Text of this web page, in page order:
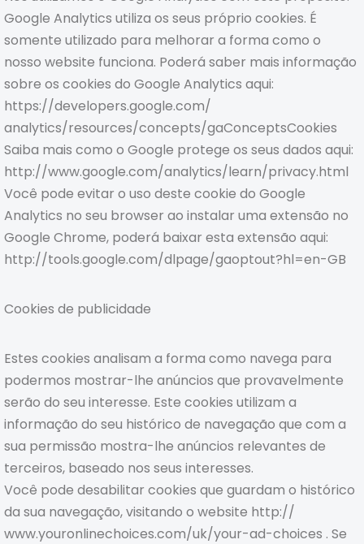
Google Analytics utiliza os seus próprio cookies. É
somente utilizado para melhorar a forma como o
nosso website funciona. Poderá saber mais informação
sobre os cookies do Google Analytics aqui:
https://developers.google.com/
analytics/resources/concepts/gaConceptsCookies
Saiba mais como o Google protege os seus dados aqui:
http://www.google.com/analytics/learn/privacy.html
Você pode evitar o uso deste cookie do Google
Analytics no seu browser ao instalar uma extensão no
Google Chrome, poderá baixar esta extensão aqui:
http://tools.google.com/dlpage/gaoptout?hl=en-GB
Cookies de publicidade
Estes cookies analisam a forma como navega para
podermos mostrar-lhe anúncios que provavelmente
serão do seu interesse. Este cookies utilizam a
informação do seu histórico de navegação que com a
sua permissão mostra-lhe anúncios relevantes de
terceiros, baseado nos seus interesses.
Você pode desabilitar cookies que guardam o histórico
da sua navegação, visitando o website http://
www.youronlinechoices.com/uk/your-ad-choices . Se